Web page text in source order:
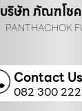
บริษัท ภัณฑโช
PANTHACHOK
Contact Us
082 300